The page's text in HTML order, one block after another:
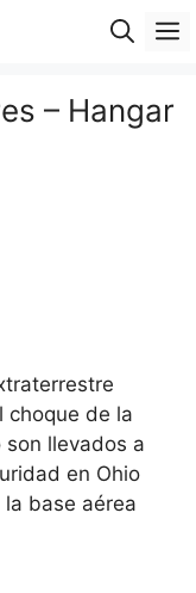
– Hangar
choque de la
son llevados a
en Ohio
base aérea